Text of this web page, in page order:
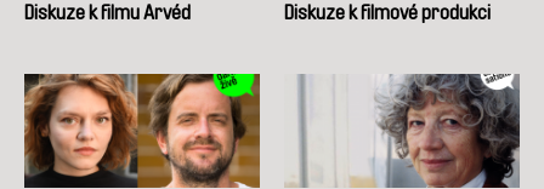
Diskuze k filmu Arvéd Diskuze k filmové produkci